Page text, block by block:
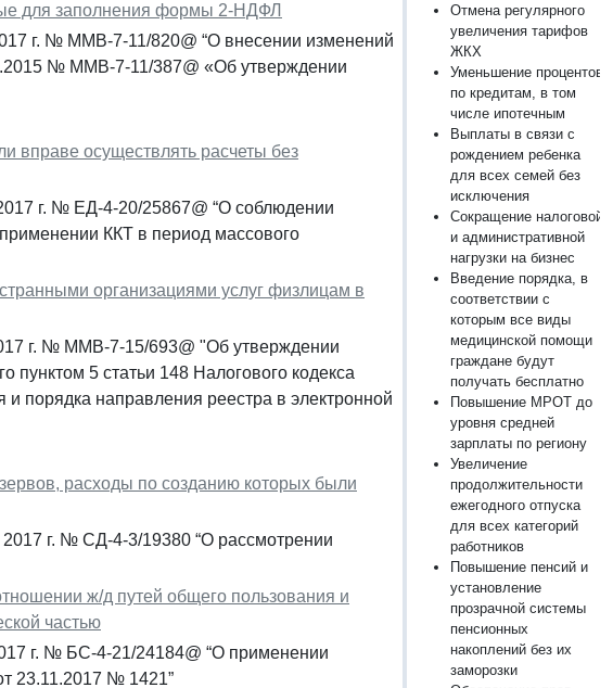
для заполнения формы 2-НДФЛ
г. № ММВ-7-11/820@ “О внесении изменений
№ ММВ-7-11/387@ «Об утверждении
вправе осуществлять расчеты без
г. № ЕД-4-20/25867@ “О соблюдении
ККТ в период массового
организациями услуг физлицам в
г. № ММВ-7-15/693@ "Об утверждении
5 статьи 148 Налогового кодекса
порядка направления реестра в электронной
расходы по созданию которых были
г. № СД-4-3/19380 “О рассмотрении
ж/д путей общего пользования и
частью
г. № БС-4-21/24184@ “О применении
23.11.2017 № 1421”
Отмена регулярного
увеличения тарифов
ЖКХ
Уменьшение процентов
по кредитам, в том
числе ипотечным
Выплаты в связи с
рождением ребенка
для всех семей без
исключения
Сокращение налоговой
и административной
нагрузки на бизнес
Введение порядка, в
соответствии с
которым все виды
медицинской помощи
граждане будут
получать бесплатно
Повышение МРОТ до
уровня средней
зарплаты по региону
Увеличение
продолжительности
ежегодного отпуска
для всех категорий
работников
Повышение пенсий и
установление
прозрачной системы
пенсионных
накоплений без их
заморозки